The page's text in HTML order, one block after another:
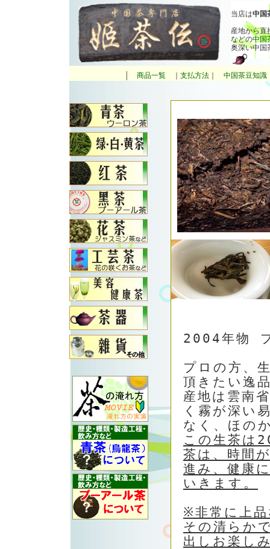
当店は中国
産地から直
などの中国
奥深い中国
商品一覧 支払方法 中国茶豆知識
2004年物
プロの方、
頂きたい逸
産地は雲南
く霧が深い
なく、ほの
この生茶は
茶は、時間
進み、健康
いきます。
※非常に上
その清らか
出しお楽し